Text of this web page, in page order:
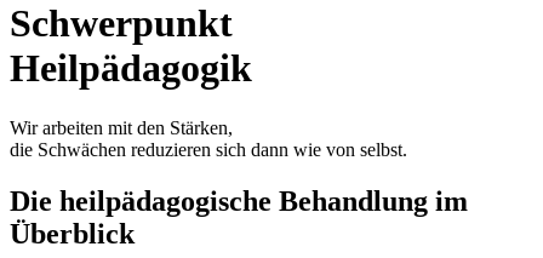
Schwerpunkt
Heilpädagogik
Wir arbeiten mit den Stärken,
die Schwächen reduzieren sich dann wie von selbst.
Die heilpädagogische Behandlung im
Überblick